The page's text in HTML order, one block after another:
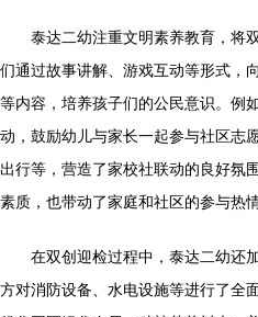
泰达二幼注重文明素养教育，将
们通过故事讲解、游戏互动等形式，
等内容，培养孩子们的公民意识。例
动，鼓励幼儿与家长一起参与社区志
出行等，营造了家校社联动的良好氛
素质，也带动了家庭和社区的参与热情
在双创迎检过程中，泰达二幼还
方对消防设备、水电设施等进行了全